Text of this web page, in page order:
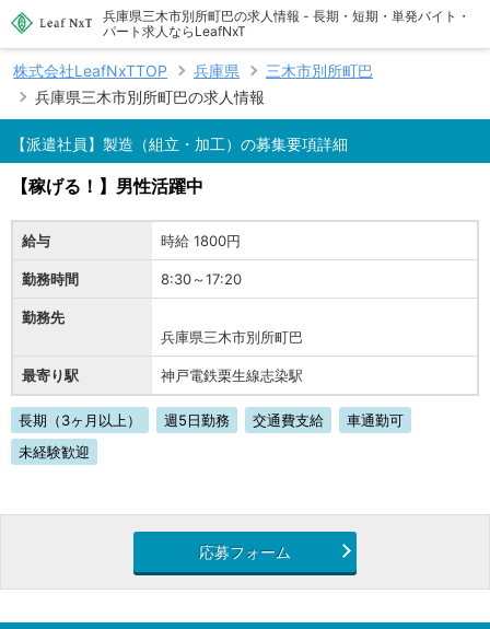
兵庫県三木市別所町巴の求人情報 - 長期・短期・単発バイト・
パート求人ならLeafNxT
株式会社LeafNxTTOP 兵庫県
三木市別所町巴
兵庫県三木市別所町巴の求人情報
【派遣社員】製造（組立・加工）の募集要項詳細
【稼げる！】男性活躍中
給与 時給 1800円
勤務時間 8:30～17:20
勤務先
兵庫県三木市別所町巴
最寄り駅 神戸電鉄栗生線志染駅
長期（3ヶ月以上） 週5日勤務 交通費支給
車通勤可
未経験歓迎
応募フォーム